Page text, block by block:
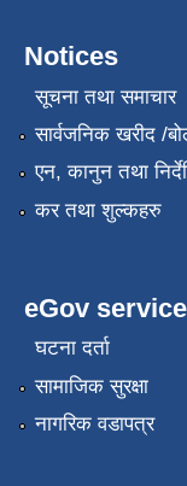
Notices
सूचना तथा समाचार
सार्वजनिक खरीद /
एन, कानुन तथा
कर तथा शुल्कहरु
eGov
घटना दर्ता
सामाजिक सुरक्षा
नागरिक वडापत्र